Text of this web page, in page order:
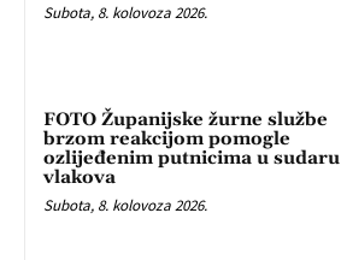
Subota, 8. kolovoza 2026.
FOTO Županijske žurne službe
brzom reakcijom pomogle
ozlijeđenim putnicima u sudaru
vlakova
Subota, 8. kolovoza 2026.